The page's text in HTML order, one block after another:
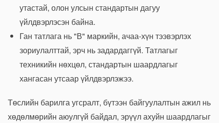
утастай, олон улсын стандартын дагуу
үйлдвэрлэсэн байна.
Ган татлага нь "В" маркийн, ачаа-хүн тээвэрлэх
зориулалттай, эрч нь задардаггүй. Татлагыг
техникийн нөхцөл, стандартын шаардлагыг
хангасан утсаар үйлдвэрлэжээ.
Төслийн барилга угсралт, бүтээн байгуулалтын ажил нь
хөдөлмөрийн аюулгүй байдал, эрүүл ахуйн шаардлагыг